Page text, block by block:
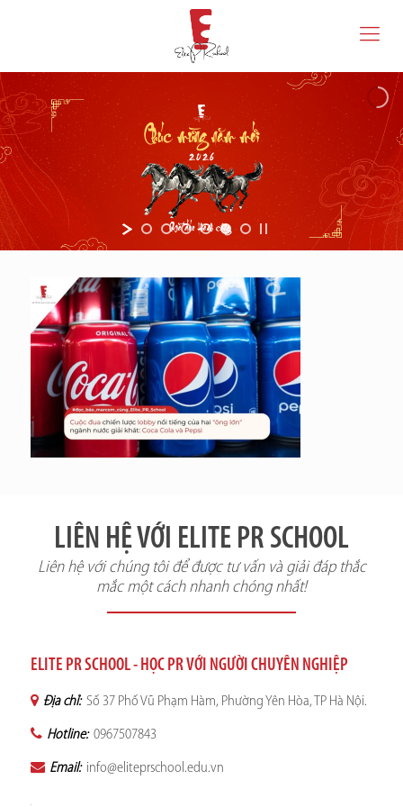
LIÊN HỆ VỚI ELITE PR SCHOOL
Liên hệ với chúng tôi để được tư vấn và giải đáp thắc
mắc một cách nhanh chóng nhất!
ELITE PR SCHOOL - HỌC PR VỚI NGƯỜI CHUYÊN NGHIỆP
Địa chỉ: Số 37 Phố Vũ Phạm Hàm, Phường Yên Hòa, TP Hà Nội.
Hotline: 0967507843
Email: info@eliteprschool.edu.vn